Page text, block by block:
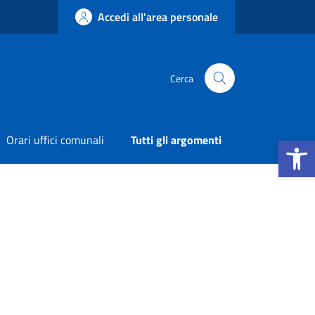
Apri la
Accedi all'area personale
Cerca
Orari uffici comunali Tutti gli argomenti